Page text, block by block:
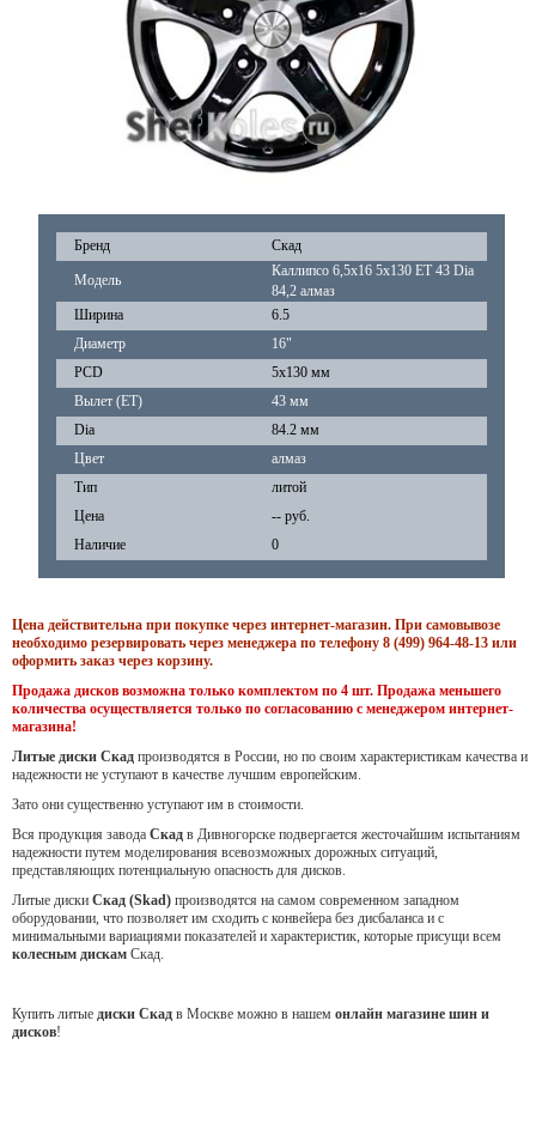
Бренд Скад
Модель
Каллипсо 6,5x16 5x130 ET 43 Dia
84,2 алмаз
Ширина
6.5
Диаметр
16"
PCD
5x130 мм
Вылет (ET)
43 мм
Dia
84.2 мм
Цвет
алмаз
Тип
литой
Цена
-- руб.
Наличие
0
Цена действительна при покупке через интернет-магазин. При самовывозе
необходимо резервировать через менеджера по телефону 8 (499) 964-48-13 или
оформить заказ через корзину.
Продажа дисков возможна только комплектом по 4 шт. Продажа меньшего
количества осуществляется только по согласованию с менеджером интернет-
магазина!
Литые диски Скад производятся в России, но по своим характеристикам качества и
надежности не уступают в качестве лучшим европейским.
Зато они существенно уступают им в стоимости.
Вся продукция завода Скад в Дивногорске подвергается жесточайшим испытаниям
надежности путем моделирования всевозможных дорожных ситуаций,
представляющих потенциальную опасность для дисков.
Литые диски Скад (Skad) производятся на самом современном западном
оборудовании, что позволяет им сходить с конвейера без дисбаланса и с
минимальными вариациями показателей и характеристик, которые присущи всем
колесным дискам Скад.
Купить литые диски Скад в Москве можно в нашем онлайн магазине шин и
дисков!